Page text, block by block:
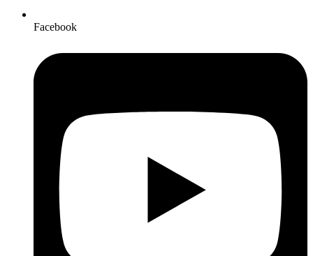
Facebook